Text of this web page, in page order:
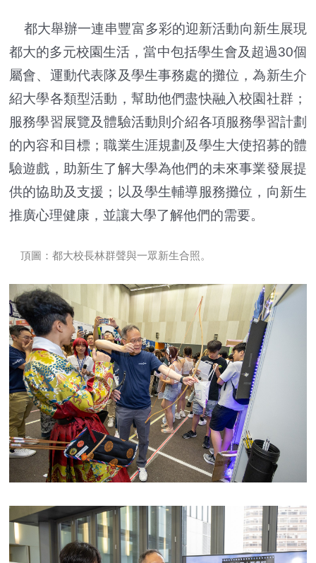
都大舉辦一連串豐富多彩的迎新活動向新生展現
都大的多元校園生活，當中包括學生會及超過30個
屬會、運動代表隊及學生事務處的攤位，為新生介
紹大學各類型活動，幫助他們盡快融入校園社群；
服務學習展覽及體驗活動則介紹各項服務學習計劃
的內容和目標；職業生涯規劃及學生大使招募的體
驗遊戲，助新生了解大學為他們的未來事業發展提
供的協助及支援；以及學生輔導服務攤位，向新生
推廣心理健康，並讓大學了解他們的需要。
頂圖：都大校長林群聲與一眾新生合照。